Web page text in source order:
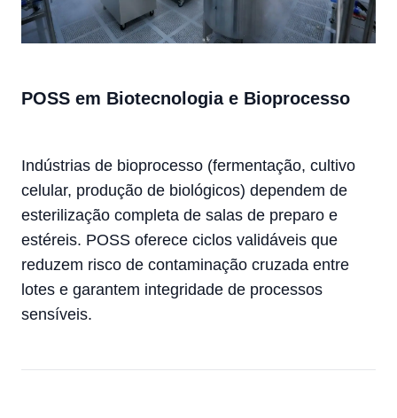
POSS em Biotecnologia e Bioprocesso
Indústrias de bioprocesso (fermentação, cultivo
celular, produção de biológicos) dependem de
esterilização completa de salas de preparo e
estéreis. POSS oferece ciclos validáveis que
reduzem risco de contaminação cruzada entre
lotes e garantem integridade de processos
sensíveis.